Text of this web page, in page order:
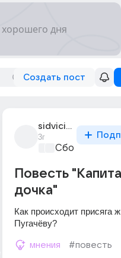
Создать пост
sidvicious_1
3г
Сборная
Повесть
дочка"
Как происходит присяга
Пугачёву?
мнения #повесть